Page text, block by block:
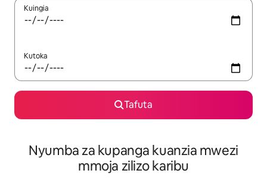
Kuingia
Kutoka
Tafuta
Nyumba za kupanga kuanzia mwezi
mmoja zilizo karibu